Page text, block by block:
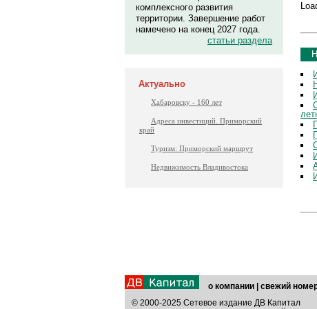
комплексного развития
территории. Завершение работ
намечено на конец 2027 года.
статьи раздела
Актуально
Хабаровску - 160 лет
Адреса инвестиций. Приморский
край
Туризм: Приморский маршрут
Недвижимость Владивостока
о компании свежий
© 2000-2025 Сетевое издание ДВ Капитал